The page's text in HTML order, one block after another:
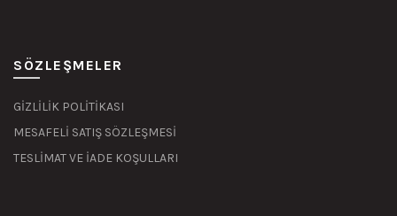
SÖZLEŞMELER
GİZLİLİK POLİTİKASI
MESAFELİ SATIŞ SÖZLEŞMESİ
TESLİMAT VE İADE KOŞULLARI